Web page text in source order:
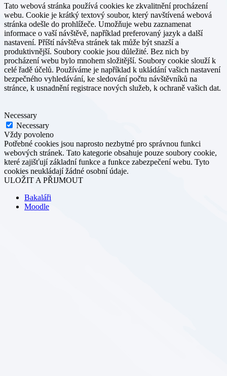
Tato webová stránka používá cookies ke zkvalitnění procházení
webu. Cookie je krátký textový soubor, který navštívená webová
stránka odešle do prohlížeče. Umožňuje webu zaznamenat
informace o vaší návštěvě, například preferovaný jazyk a další
nastavení. Příští návštěva stránek tak může být snazší a
produktivnější. Soubory cookie jsou důležité. Bez nich by
procházení webu bylo mnohem složitější. Soubory cookie slouží k
celé řadě účelů. Používáme je například k ukládání vašich nastavení
bezpečného vyhledávání, ke sledování počtu návštěvníků na
stránce, k usnadnění registrace nových služeb, k ochraně vašich dat.
Necessary
Necessary
Vždy povoleno
Potřebné cookies jsou naprosto nezbytné pro správnou funkci
webových stránek. Tato kategorie obsahuje pouze soubory cookie,
které zajišťují základní funkce a funkce zabezpečení webu. Tyto
cookies neukládají žádné osobní údaje.
ULOŽIT A PŘIJMOUT
Bakaláři
Moodle